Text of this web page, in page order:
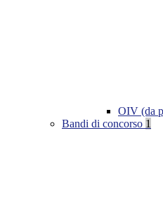
OIV (da
Bandi di concorso 1